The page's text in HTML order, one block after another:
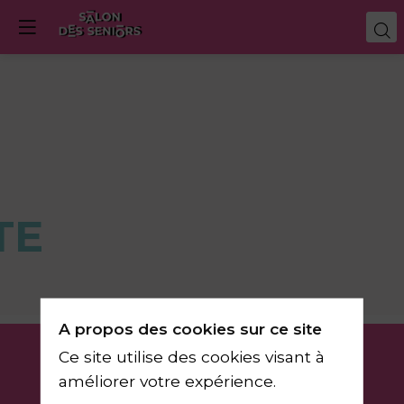
A propos des cookies sur ce site
Ce site utilise des cookies visant à
améliorer votre expérience.